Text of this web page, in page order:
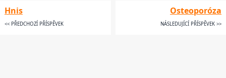
Hnis
<< PŘEDCHOZÍ PŘÍSPĚVEK
Osteoporóza
NÁSLEDUJÍCÍ PŘÍSPĚVEK >>